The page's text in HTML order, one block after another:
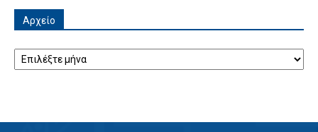
Αρχείο
Αρχείο